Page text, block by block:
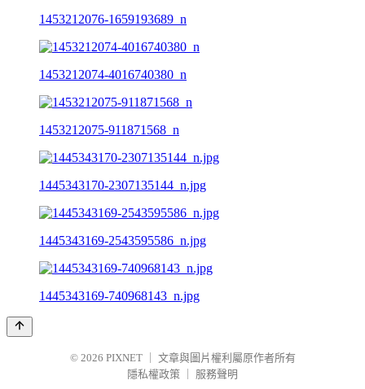
1453212076-1659193689_n
1453212074-4016740380_n
1453212075-911871568_n
1445343170-2307135144_n.jpg
1445343169-2543595586_n.jpg
1445343169-740968143_n.jpg
© 2026 PIXNET
文章與圖片權利屬原作者所有
隱私權政策
服務聲明